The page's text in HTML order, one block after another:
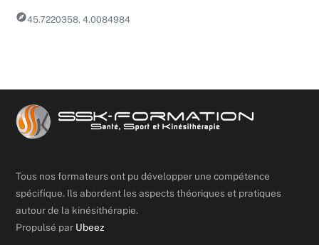
explore45.7220358, 4.0084984
Tous nos formateurs ont pu développer une compétence
spécifique. Ils abordent les aspects théoriques et pratiques
autour de la kinésithérapie.
Propulsé par Ubeez